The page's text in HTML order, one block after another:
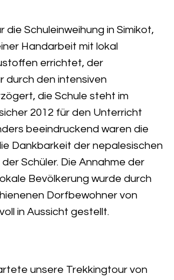
die Schuleinweihung in Simikot,
Handarbeit mit lokal
errichtet, der
durch den intensiven
die Schule steht im
2012 für den Unterricht
beeindruckend waren die
Dankbarkeit der nepalesischen
Schüler. Die Annahme der
Bevölkerung wurde durch
Dorfbewohner von
in Aussicht gestellt.
unsere Trekkingtour von